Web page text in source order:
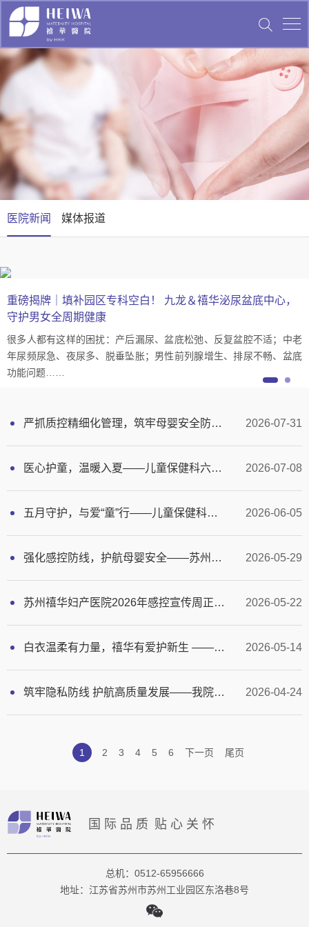
医院新闻 媒体报道
载誉前行 学术共进｜苏州禧华妇产荣获CHCC中国美好医院
建设示范奖
喜报传来！2026 年 CHCC中国医院建设奖评选结果正式公布，苏州
禧华妇产医院凭借出色的规划设计、人文环境与建设水准，荣膺第五
届中国美好医院建设示范奖。
重磅揭牌｜填补园区专科空白！ 九龙＆禧华泌尿盆底中心，
守护男女全周期健康
很多人都有这样的困扰：产后漏尿、盆底松弛、反复盆腔不适；中老
年尿频尿急、夜尿多、脱垂坠胀；男性前列腺增生、排尿不畅、盆底
功能问题……
载誉前行 学术共进｜苏州禧华妇产荣获CHCC中国美好医院
建设示范奖
喜报传来！2026 年 CHCC中国医院建设奖评选结果正式公布，苏州
禧华妇产医院凭借出色的规划设计、人文环境与建设水准，荣膺第五
届中国美好医院建设示范奖。
重磅揭牌｜填补园区专科空白！ 九龙＆禧华泌尿盆底中心，
守护男女全周期健康
很多人都有这样的困扰：产后漏尿、盆底松弛、反复盆腔不适；中老
年尿频尿急、夜尿多、脱垂坠胀；男性前列腺增生、排尿不畅、盆底
功能问题……
严抓质控精细化管理，筑牢母婴安全防线｜禧华产科6月月度质控复盘会议圆满召开 2026-07-31
医心护童，温暖入夏——儿童保健科六月活动回顾 拷贝 2026-07-08
五月守护，与爱“童”行——儿童保健科五月工作掠影 2026-06-05
强化感控防线，护航母婴安全——苏州禧华妇产医院2026年感控周系列活动圆满落幕 2026-05-29
苏州禧华妇产医院2026年感控宣传周正式启动 2026-05-22
白衣温柔有力量，禧华有爱护新生 —— 护理部5・12国际护士节系列活动圆满举行 2026-05-14
筑牢隐私防线 护航高质量发展——我院召开医疗信息规范化管理与患者隐私保护专题会议 2026-04-24
1 2 3 4 5 6 下一页 尾页
国际品质 贴心关怀
总机：0512-65956666
地址：江苏省苏州市苏州工业园区东洛巷8号